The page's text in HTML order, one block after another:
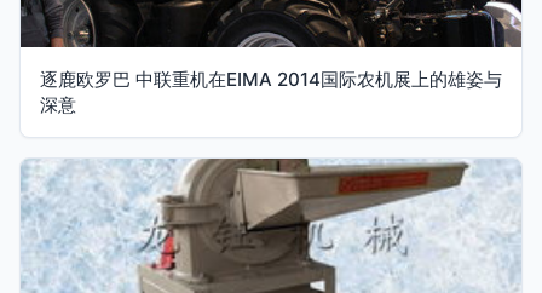
逐鹿欧罗巴 中联重机在EIMA 2014国际农机展上的雄姿与
深意